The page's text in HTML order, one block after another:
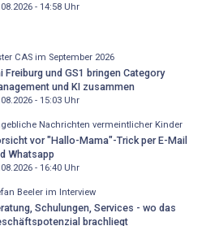
- 14:58Uhr
CAS im September 2026
Freiburg und GS1 bringen Category
und KI zusammen
- 15:03Uhr
Nachrichten vermeintlicher Kinder
vor "Hallo-Mama"-Trick per E-Mail
Whatsapp
- 16:40Uhr
Beeler im Interview
Schulungen, Services - wo das
brachliegt